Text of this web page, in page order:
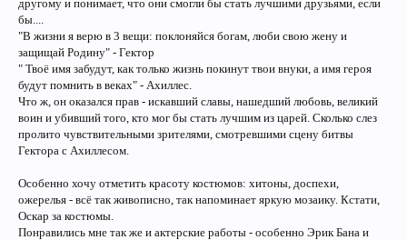
другому и понимает, что они смогли бы стать лучшими друзьями, если
бы....
"В жизни я верю в 3 вещи: поклоняйся богам, люби свою жену и
защищай Родину" - Гектор
" Твоё имя забудут, как только жизнь покинут твои внуки, а имя героя
будут помнить в веках" - Ахиллес.
Что ж, он оказался прав - искавший славы, нашедший любовь, великий
воин и убивший того, кто мог бы стать лучшим из царей. Сколько слез
пролито чувствительными зрителями, смотревшими сцену битвы
Гектора с Ахиллесом.
Особенно хочу отметить красоту костюмов: хитоны, доспехи,
ожерелья - всё так живописно, так напоминает яркую мозаику. Кстати,
Оскар за костюмы.
Понравились мне так же и актерские работы - особенно Эрик Бана и